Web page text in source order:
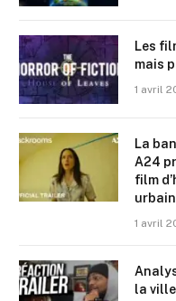
Les
mais
1 avril
La
A24
film
1 avril
la